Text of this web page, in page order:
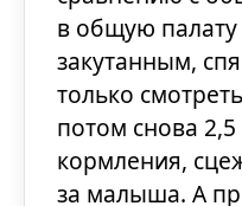
в общую
закутанным,
только
потом снова
кормления,
за малыша. А